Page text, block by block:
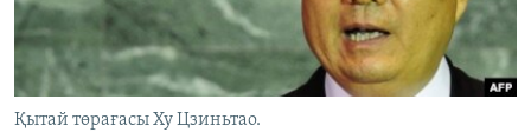
Басқа тілдерде
Қытай төрағасы Ху Цзиньтао.